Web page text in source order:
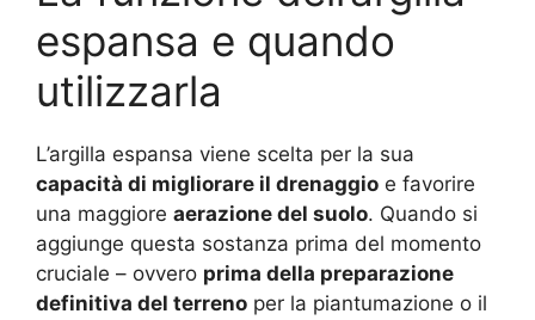
espansa e quando
utilizzarla
L’argilla espansa viene scelta per la sua
capacità di migliorare il drenaggio e favorire
una maggiore aerazione del suolo. Quando si
aggiunge questa sostanza prima del momento
cruciale – ovvero prima della preparazione
definitiva del terreno per la piantumazione o il